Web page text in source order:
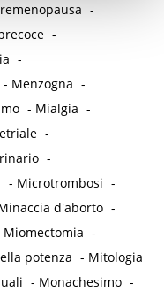
-
-
-
- Menzogna -
- Mialgia -
-
-
- Microtrombosi -
d'aborto -
Miomectomia -
potenza - Mitologia
- Monachesimo -